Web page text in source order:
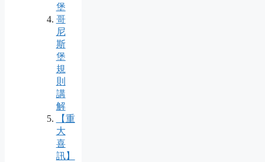
堡
哥
尼
斯
堡
規
則
講
解
【重
大
喜
訊】